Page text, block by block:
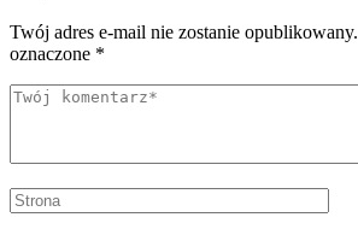
Twój adres e-mail nie zostanie opublikowany.
oznaczone *